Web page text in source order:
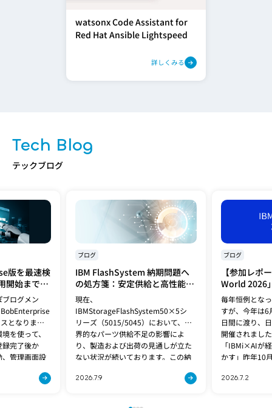
watsonx Code Assistant for
Red Hat Ansible Lightspeed
詳しくみる
Tech Blog
テックブログ
版を最速検
開始までの
トを解説
ログメン
となりまし
を使って、
録完了後か
管理画面設
ブログ
IBM FlashSystem 納期問題へ
の処方箋：安定供給と高性能を
両立する「FlashSystem
5600」への移行提案
現在、
IBMStorageFlashSystem50×5シ
リーズ（5015/5045）において、世
界的なパーツ供給不足の影響によ
り、製造および出荷の見通しが立た
ない状況が続いております。この納
2026.7.9
ブログ
【参加レポ
World 2026
毎年恒例とな
すが、今年は
日間に渡り、
開催されまし
「IBMi×AIが
かす」昨年10
2026.7.2